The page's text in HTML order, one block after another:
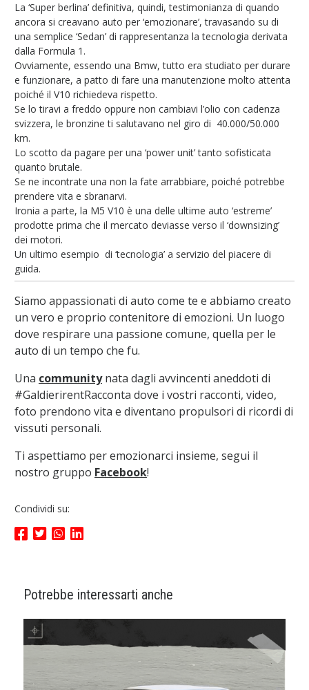
La ‘Super berlina’ definitiva, quindi, testimonianza di quando
ancora si creavano auto per ‘emozionare’, travasando su di
una semplice ‘Sedan’ di rappresentanza la tecnologia derivata
dalla Formula 1.
Ovviamente, essendo una Bmw, tutto era studiato per durare
e funzionare, a patto di fare una manutenzione molto attenta
poiché il V10 richiedeva rispetto.
Se lo tiravi a freddo oppure non cambiavi l’olio con cadenza
svizzera, le bronzine ti salutavano nel giro di 40.000/50.000
km.
Lo scotto da pagare per una ‘power unit’ tanto sofisticata
quanto brutale.
Se ne incontrate una non la fate arrabbiare, poiché potrebbe
prendere vita e sbranarvi.
Ironia a parte, la M5 V10 è una delle ultime auto ‘estreme’
prodotte prima che il mercato deviasse verso il ‘downsizing’
dei motori.
Un ultimo esempio di ‘tecnologia’ a servizio del piacere di
guida.
Siamo appassionati di auto come te e abbiamo creato
un vero e proprio contenitore di emozioni. Un luogo
dove respirare una passione comune, quella per le
auto di un tempo che fu.
Una communitynata dagli avvincenti aneddoti di
#GaldierirentRacconta dove i vostri racconti, video,
foto prendono vita e diventano propulsori di ricordi di
vissuti personali.
Ti aspettiamo per emozionarci insieme, segui il
nostro gruppo Facebook!
Condividi su:
Potrebbe interessarti anche